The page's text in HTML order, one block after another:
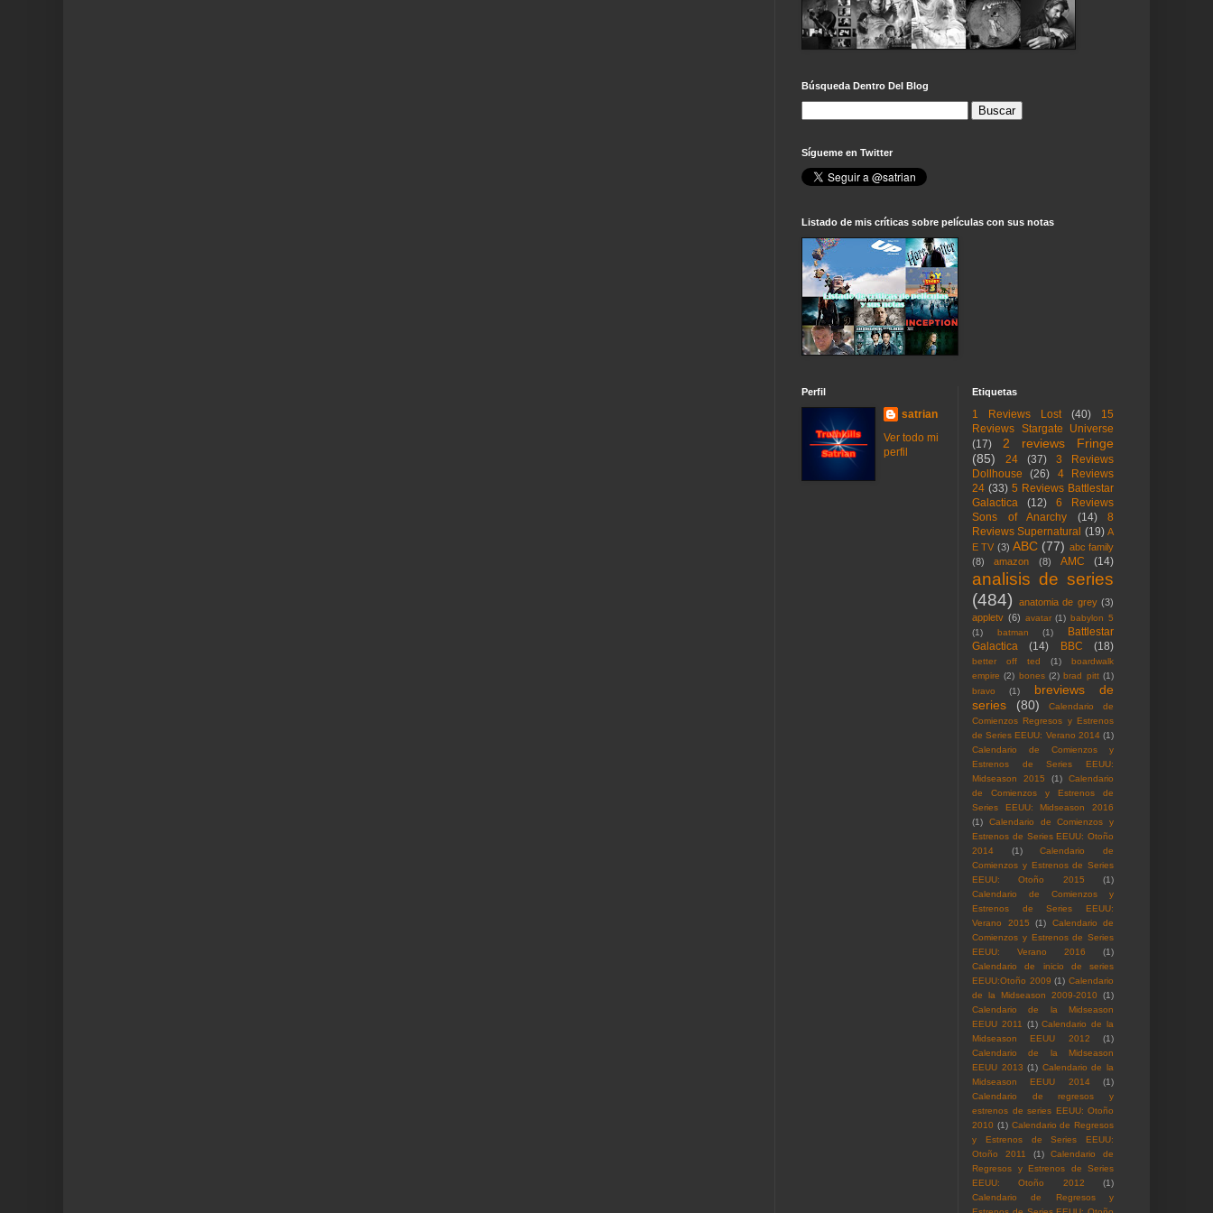
Búsqueda Dentro Del Blog
Sígueme en Twitter
Listado de mis críticas sobre películas con sus notas
Perfil
satrian
Ver todo mi
perfil
Etiquetas
1 Reviews Lost (40)
15
Reviews Stargate Universe
(17)
2 reviews Fringe
(85)
24 (37)
3 Reviews
Dollhouse
(26)
4 Reviews
24 (33) 5 Reviews Battlestar
Galactica
(12)
6 Reviews
Sons of Anarchy
(14)
8
Reviews Supernatural (19) A
E TV (3) ABC (77) abc family
(8)
amazon (8) AMC (14)
analisis de series
(484)
anatomia de grey (3)
appletv (6) avatar (1) babylon 5
(1)
batman (1)
Battlestar
Galactica
(14) BBC (18)
better off ted (1)
boardwalk
empire (2) bones (2) brad pitt (1)
bravo
(1)
breviews de
series
(80)
Calendario de
Comienzos Regresos y Estrenos
de Series EEUU: Verano 2014 (1)
Calendario de Comienzos y
Estrenos de Series EEUU:
Midseason 2015
(1)
Calendario
de Comienzos y Estrenos de
Series EEUU: Midseason 2016
(1)
Calendario de Comienzos y
Estrenos de Series EEUU: Otoño
2014
(1)
Calendario de
Comienzos y Estrenos de Series
EEUU: Otoño 2015
(1)
Calendario de Comienzos y
Estrenos de Series EEUU:
Verano 2015
(1)
Calendario de
Comienzos y Estrenos de Series
EEUU: Verano 2016
(1)
Calendario de inicio de series
EEUU:Otoño 2009 (1) Calendario
de la Midseason 2009-2010
(1)
Calendario de la Midseason
EEUU 2011 (1) Calendario de la
Midseason EEUU 2012
(1)
Calendario de la Midseason
EEUU 2013 (1) Calendario de la
Midseason EEUU 2014
(1)
Calendario de regresos y
estrenos de series EEUU: Otoño
2010 (1) Calendario de Regresos
y Estrenos de Series EEUU:
Otoño 2011
(1)
Calendario de
Regresos y Estrenos de Series
EEUU: Otoño 2012
(1)
Calendario de Regresos y